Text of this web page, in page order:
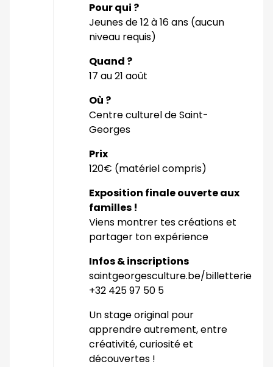
Pour qui ?
Jeunes de 12 à 16 ans (aucun
niveau requis)
Quand ?
17 au 21 août
Où ?
Centre culturel de Saint-
Georges
Prix
120€ (matériel compris)
Exposition finale ouverte aux
familles !
Viens montrer tes créations et
partager ton expérience
Infos & inscriptions
saintgeorgesculture.be/billetterie
+32 425 97 50 5
Un stage original pour
apprendre autrement, entre
créativité, curiosité et
découvertes !